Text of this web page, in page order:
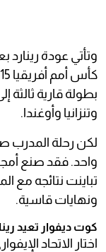
وتنزانيا وأوغندا.
لكن رحلة المدرب
واحد. فقد صنع
تباينت نتائجه مع
ونهايات قاسية.
كوت ديفوار تعيد
اختار الاتحاد